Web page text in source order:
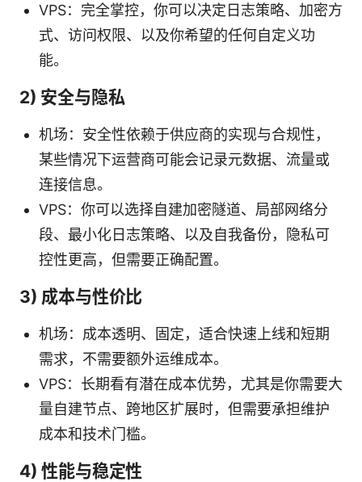
VPS：完全掌控，你可以决定日志策略、加密方
式、访问权限、以及你希望的任何自定义功
能。
2) 安全与隐私
机场：安全性依赖于供应商的实现与合规性，
某些情况下运营商可能会记录元数据、流量或
连接信息。
VPS：你可以选择自建加密隧道、局部网络分
段、最小化日志策略、以及自我备份，隐私可
控性更高，但需要正确配置。
3) 成本与性价比
机场：成本透明、固定，适合快速上线和短期
需求，不需要额外运维成本。
VPS：长期看有潜在成本优势，尤其是你需要大
量自建节点、跨地区扩展时，但需要承担维护
成本和技术门槛。
4) 性能与稳定性